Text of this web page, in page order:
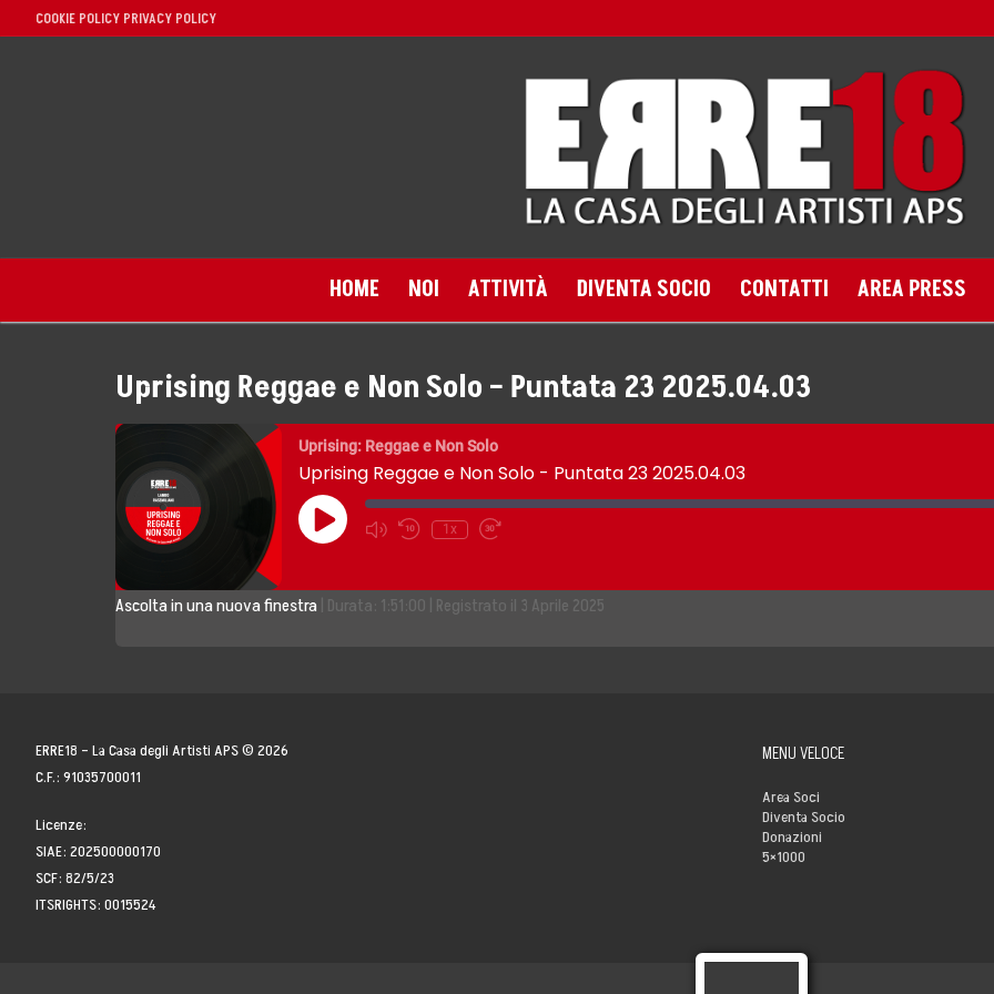
COOKIE POLICY PRIVACY POLICY
HOME NOI ATTIVITÀ DIVENTA SOCIO CONTATTI AREA PRESS
Home
Noi
Storia, Mission e Vision
Fondatori
Uprising Reggae e Non Solo – Puntata 23 2025.04.03
Uprising: Reggae e Non Solo
Uprising Reggae e Non Solo - Puntata 23 2025.04.03
Play
Episode
1x
Ascolta in una nuova finestra Durata: 1:51:00 Registrato il 3 Aprile 2025
ERRE18 – La Casa degli Artisti APS © 2026
C.F.: 91035700011
Licenze:
SIAE: 202500000170
SCF: 82/5/23
ITSRIGHTS: 0015524
MENU VELOCE
Area Soci
Diventa Socio
Donazioni
5×1000